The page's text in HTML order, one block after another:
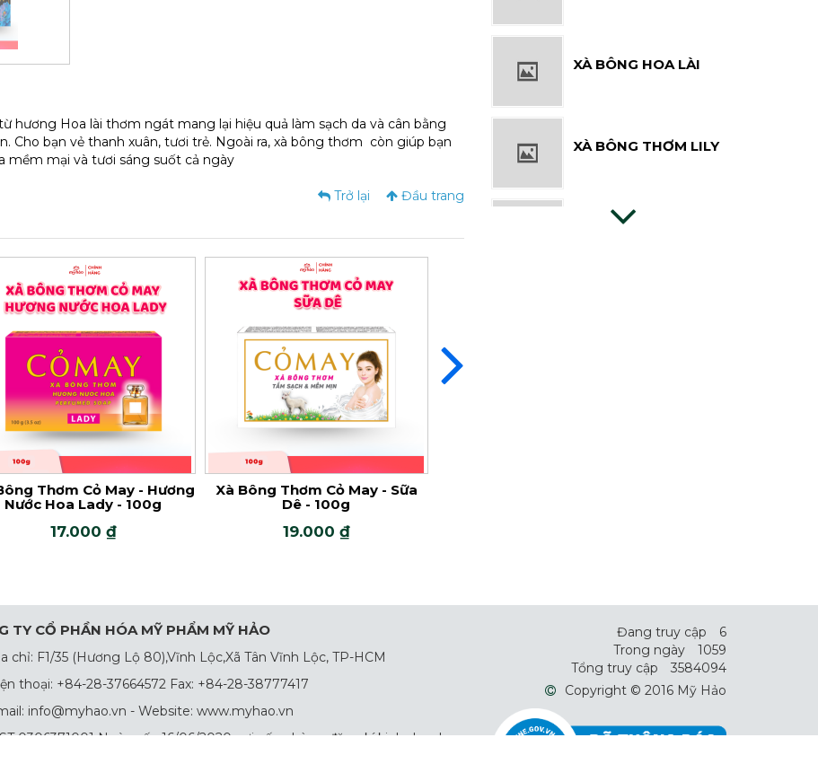
hương Hoa lài thơm ngát mang lại hiệu quả làm sạch da và cân bằng
Cho bạn vẻ thanh xuân, tươi trẻ. Ngoài ra, xà bông thơm còn giúp bạn
mềm mại và tươi sáng suốt cả ngày
Trở lại Đầu trang
Thơm Cỏ May - Hương
Nước Hoa Lady - 100g
17.000 ₫
Xà Bông Thơm Cỏ May - Sữa
Dê - 100g
19.000 ₫
TY CỔ PHẦN HÓA MỸ PHẨM MỸ HẢO
chỉ: F1/35 (Hương Lộ 80),Vĩnh Lộc,Xã Tân Vĩnh Lộc, TP-HCM
thoại: +84-28-37664572 Fax: +84-28-38777417
info@myhao.vn - Website: www.myhao.vn
0306371001 Ngày cấp 16/06/2020 nơi cấp phòng đăng kí kinh doanh
Đang truy cập
6
Trong ngày
1059
Tổng truy cập
3584094
Copyright © 2016 Mỹ Hảo